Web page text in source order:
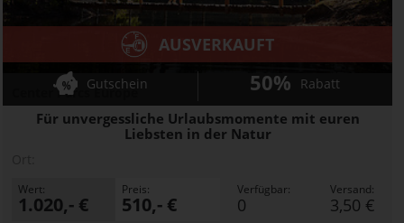
Center Parcs Europe
Für unvergessliche Urlaubsmomente mit euren
Liebsten in der Natur
AUSVERKAUFT
Gutschein 50% Rabatt
Wert:
1.020,- €
Preis:
510,- €
Verfügbar:
0
Versand:
3,50 €